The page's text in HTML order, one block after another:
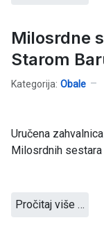
Milosrdne
Starom
Kategorija: Obale
Uručena
Milosrdnih sestara
Pročitaj više …